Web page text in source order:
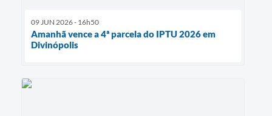
09 JUN 2026 - 16h50
Amanhã vence a 4ª parcela do IPTU 2026 em
Divinópolis